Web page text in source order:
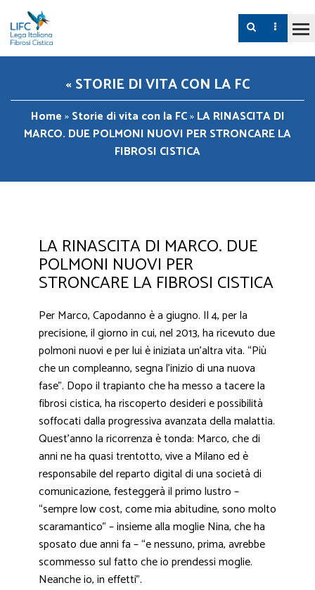
« STORIE DI VITA CON LA FC
Home»Storie di vita con la FC»LA RINASCITA DI
MARCO. DUE POLMONI NUOVI PER STRONCARE LA
FIBROSI CISTICA
LA RINASCITA DI MARCO. DUE
POLMONI NUOVI PER
STRONCARE LA FIBROSI CISTICA
Per Marco, Capodanno è a giugno. Il 4, per la
precisione, il giorno in cui, nel 2013, ha ricevuto due
polmoni nuovi e per lui è iniziata un’altra vita. “Più
che un compleanno, segna l’inizio di una nuova
fase”. Dopo il trapianto che ha messo a tacere la
fibrosi cistica, ha riscoperto desideri e possibilità
soffocati dalla progressiva avanzata della malattia.
Quest’anno la ricorrenza è tonda: Marco, che di
anni ne ha quasi trentotto, vive a Milano ed è
responsabile del reparto digital di una società di
comunicazione, festeggerà il primo lustro –
“sempre low cost, come mia abitudine, sono molto
scaramantico” – insieme alla moglie Nina, che ha
sposato due anni fa – “e nessuno, prima, avrebbe
scommesso sul fatto che io prendessi moglie.
Neanche io, in effetti”.